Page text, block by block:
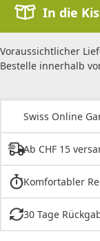
In die
Voraussichtlicher
Bestelle innerhalb
Swiss Online
Ab CHF 15
Komfortabler
30 Tage